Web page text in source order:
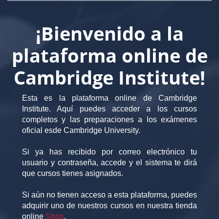
¡Bienvenido a la
plataforma online de
Cambridge Institute!
Esta es la plataforma online de Cambridge
Institute. Aquí puedes acceder a los cursos
completos y las preparaciones a los exámenes
oficial esde Cambridge University.
Si ya has recibido por correo electrónico tu
usuario y contraseña, accede y el sistema te dirá
que cursos tienes asignados.
Si aún no tienen acceso a esta plataforma, puedes
adquirir uno de nuestros cursos en nuestra tienda
online Shop.